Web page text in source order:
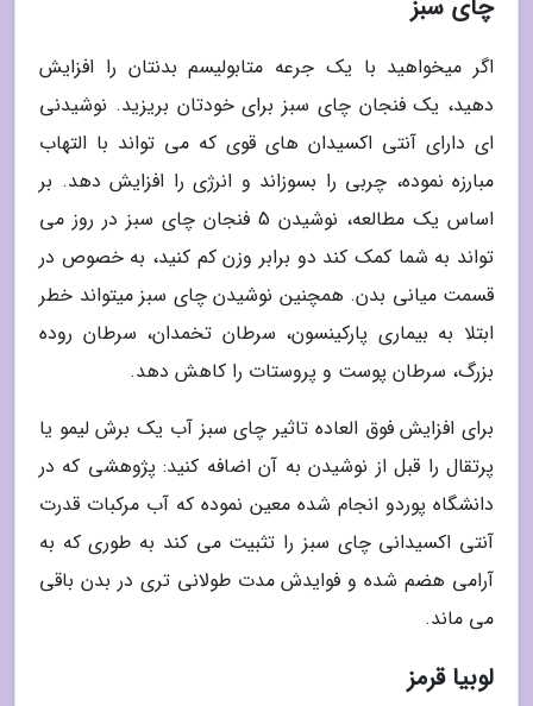
چای سبز
اگر میخواهید با یک جرعه متابولیسم بدنتان را افزایش
دهید، یک فنجان چای سبز برای خودتان بریزید. نوشیدنی
ای دارای آنتی اکسیدان های قوی که می تواند با التهاب
مبارزه نموده، چربی را بسوزاند و انرژی را افزایش دهد. بر
اساس یک مطالعه، نوشیدن 5 فنجان چای سبز در روز می
تواند به شما کمک کند دو برابر وزن کم کنید، به خصوص در
قسمت میانی بدن. همچنین نوشیدن چای سبز میتواند خطر
ابتلا به بیماری پارکینسون، سرطان تخمدان، سرطان روده
بزرگ، سرطان پوست و پروستات را کاهش دهد.
برای افزایش فوق العاده تاثیر چای سبز آب یک برش لیمو یا
پرتقال را قبل از نوشیدن به آن اضافه کنید: پژوهشی که در
دانشگاه پوردو انجام شده معین نموده که آب مرکبات قدرت
آنتی اکسیدانی چای سبز را تثبیت می کند به طوری که به
آرامی هضم شده و فوایدش مدت طولانی تری در بدن باقی
می ماند.
لوبیا قرمز